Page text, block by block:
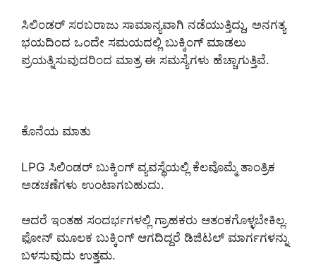
ಸಿಲಿಂಡರ್ ಸರಬರಾಜು ಸಾಮಾನ್ಯವಾಗಿ ನಡೆಯುತ್ತಿದ್ದು, ಅನಗತ್ಯ
ಭಯದಿಂದ ಒಂದೇ ಸಮಯದಲ್ಲಿ ಬುಕ್ಕಿಂಗ್ ಮಾಡಲು
ಪ್ರಯತ್ನಿಸುವುದರಿಂದ ಮಾತ್ರ ಈ ಸಮಸ್ಯೆಗಳು ಹೆಚ್ಚಾಗುತ್ತಿವೆ.
ಕೊನೆಯ ಮಾತು
LPG ಸಿಲಿಂಡರ್ ಬುಕ್ಕಿಂಗ್ ವ್ಯವಸ್ಥೆಯಲ್ಲಿ ಕೆಲವೊಮ್ಮೆ ತಾಂತ್ರಿಕ
ಅಡಚಣೆಗಳು ಉಂಟಾಗಬಹುದು.
ಆದರೆ ಇಂತಹ ಸಂದರ್ಭಗಳಲ್ಲಿ ಗ್ರಾಹಕರು ಆತಂಕಗೊಳ್ಳಬೇಕಿಲ್ಲ.
ಫೋನ್ ಮೂಲಕ ಬುಕ್ಕಿಂಗ್ ಆಗದಿದ್ದರೆ ಡಿಜಿಟಲ್ ಮಾರ್ಗಗಳನ್ನು
ಬಳಸುವುದು ಉತ್ತಮ.